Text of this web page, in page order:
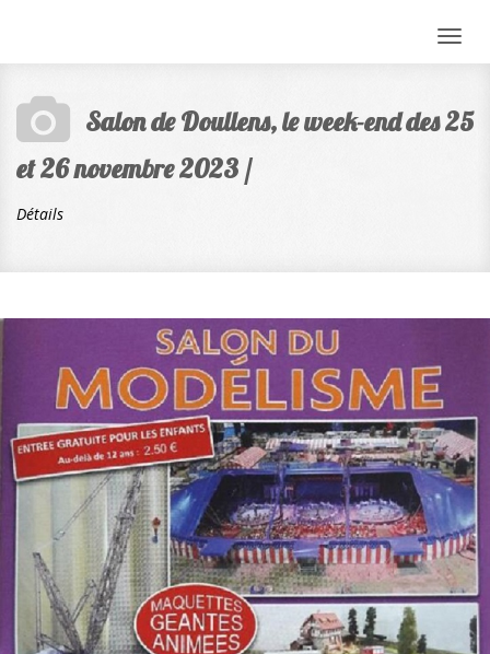
Salon de Doullens, le week-end des 25
et 26 novembre 2023 /
Détails